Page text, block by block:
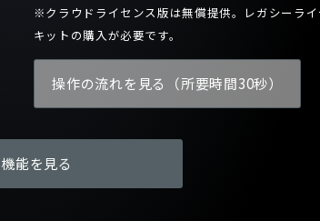
※クラウドライセンス版は無償提供。レガシーラ
キットの購入が必要です。
操作の流れを見る（所要時間30秒）
能を見る